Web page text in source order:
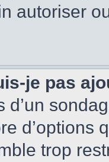
autoriser
je pas
d’un
d’options
trop